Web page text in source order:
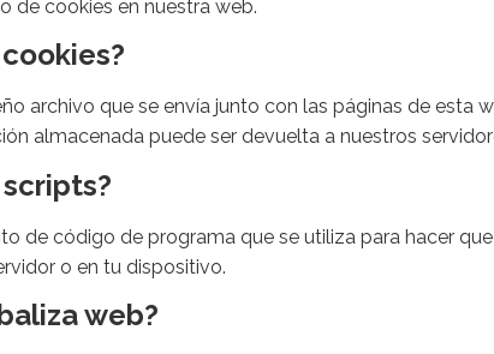
de cookies en nuestra web.
archivo que se envía junto con las páginas de
almacenada puede ser devuelta a nuestros
de código de programa que se utiliza para hacer
o en tu dispositivo.
web?